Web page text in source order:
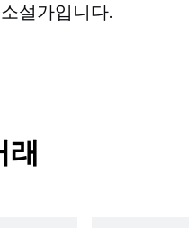
설가입니다.
래